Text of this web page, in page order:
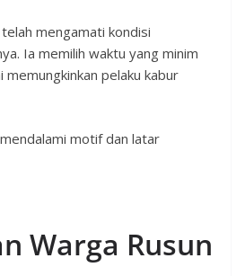
mengamati kondisi
Ia memilih waktu yang minim
memungkinkan pelaku kabur
motif dan latar
Warga Rusun